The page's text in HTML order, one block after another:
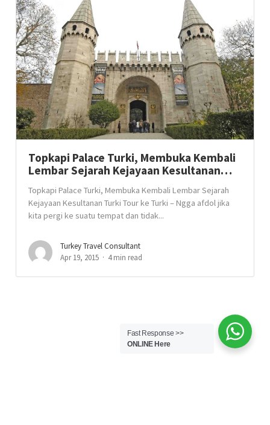
Topkapi Palace Turki, Membuka Kembali
Lembar Sejarah Kejayaan Kesultanan…
Topkapi Palace Turki, Membuka Kembali Lembar Sejarah
Kejayaan Kesultanan Turki Tour ke Turki – Ngga afdol jika
kita pergi ke suatu tempat dan tidak...
Turkey Travel Consultant
Apr 19, 2015
4 min read
Fast Response >>
ONLINE Here